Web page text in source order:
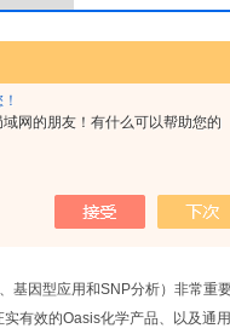
域网的朋友！有什么可以帮助您的
Oasis HLB uElution
基因型应用和SNP分析）非常
实有效的Oasis化学产品、以及通